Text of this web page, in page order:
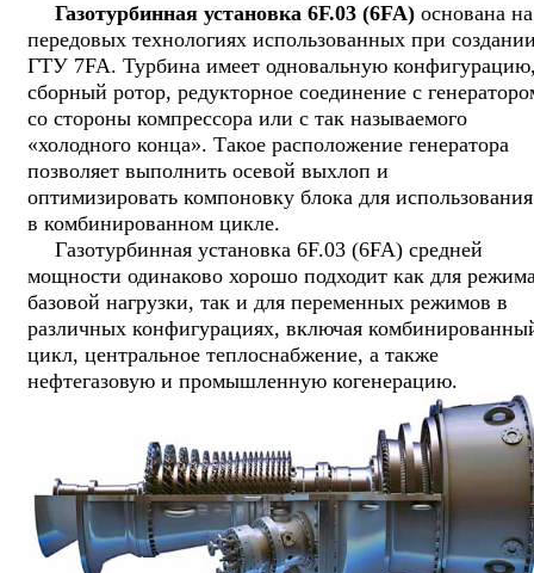
Газотурбинная установка 6F.03 (6FA) основана на
передовых технологиях использованных при
ГТУ 7FA. Турбина имеет одновальную
сборный ротор, редукторное соединение с
со стороны компрессора или с так называемого
«холодного конца». Такое расположение генератора
позволяет выполнить осевой выхлоп и
оптимизировать компоновку блока для использования
в комбинированном цикле.
Газотурбинная установка 6F.03 (6FA) средней
мощности одинаково хорошо подходит как для
базовой нагрузки, так и для переменных режимов в
различных конфигурациях, включая
цикл, центральное теплоснабжение, а также
нефтегазовую и промышленную когенерацию.